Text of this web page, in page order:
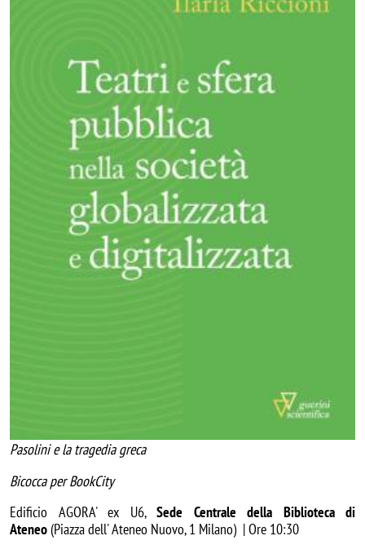
Pasolini e la tragedia greca
Bicocca per BookCity
Edificio AGORA' ex U6, Sede Centrale della Biblioteca di
Ateneo(Piazza dell' Ateneo Nuovo, 1 Milano) | Ore 10:30